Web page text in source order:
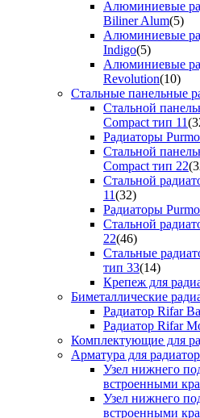
Алюминиевые
Biliner Alum(5)
Алюминиевые
Indigo(5)
Алюминиевые
Revolution(10)
Стальные панельные
Стальной
Compact тип 11
Радиаторы
Стальной
Compact тип 22
Стальной
11(32)
Радиаторы
Стальной
22(46)
Стальные
тип 33(14)
Крепеж для
Биметаллические
Радиатор Rifar
Радиатор Rifar
Комплектующие для
Арматура для
Узел нижнего
встроенными
Узел нижнего
встроенными